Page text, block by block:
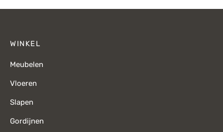
WINKEL
Meubelen
Vloeren
Slapen
Gordijnen